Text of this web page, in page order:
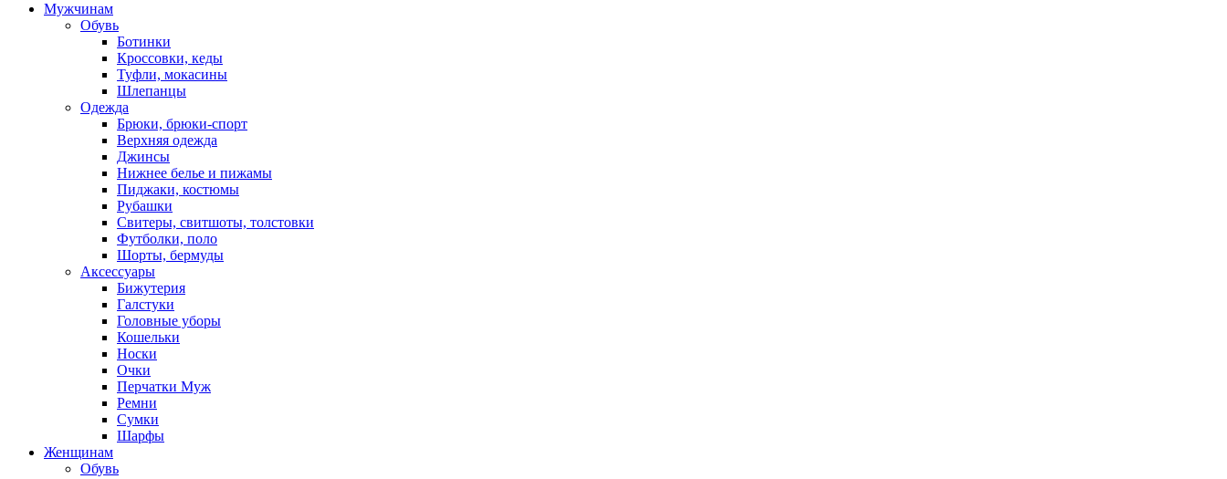
Мужчинам
Обувь
Ботинки
Кроссовки, кеды
Туфли, мокасины
Шлепанцы
Одежда
Брюки, брюки-спорт
Верхняя одежда
Джинсы
Нижнее белье и пижамы
Пиджаки, костюмы
Рубашки
Свитеры, свитшоты, толстовки
Футболки, поло
Шорты, бермуды
Аксессуары
Бижутерия
Галстуки
Головные уборы
Кошельки
Носки
Очки
Перчатки Муж
Ремни
Сумки
Шарфы
Женщинам
Обувь